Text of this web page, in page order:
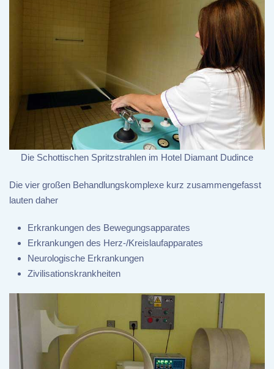
Die Schottischen Spritzstrahlen im Hotel Diamant Dudince
Die vier großen Behandlungskomplexe kurz zusammengefasst
lauten daher
Erkrankungen des Bewegungsapparates
Erkrankungen des Herz-/Kreislaufapparates
Neurologische Erkrankungen
Zivilisationskrankheiten